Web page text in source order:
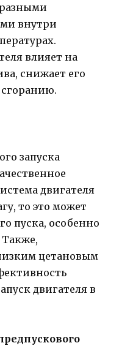
разными
внутри
влияет на
снижает его
сгоранию.
запуска
двигателя
то это может
пуска, особенно
цетановым
двигателя в